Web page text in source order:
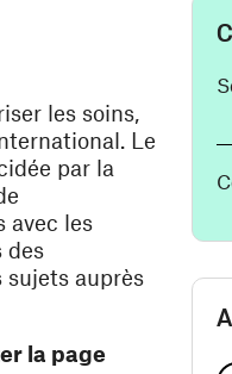
les soins,
Le
par la
avec les
des
sujets auprès
la page